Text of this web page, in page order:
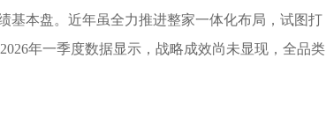
基本盘。近年虽全力推进整家一体化布局，试图打
年一季度数据显示，战略成效尚未显现，全品类